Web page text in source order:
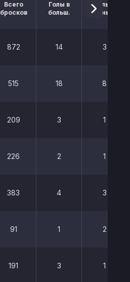
Всего
бросков
Голы в
больш.
Голы в
меньш.
872 14 3
515 18 8
209 3 1
226 2 1
383 4 3
91 1 2
191 3 1